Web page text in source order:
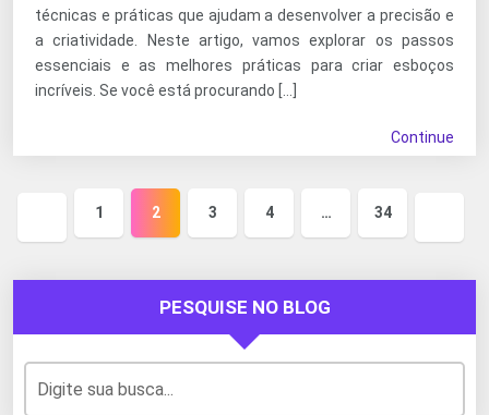
técnicas e práticas que ajudam a desenvolver a precisão e
a criatividade. Neste artigo, vamos explorar os passos
essenciais e as melhores práticas para criar esboços
incríveis. Se você está procurando […]
Continue
Página
1 2 3 4 …
34
PESQUISE NO BLOG